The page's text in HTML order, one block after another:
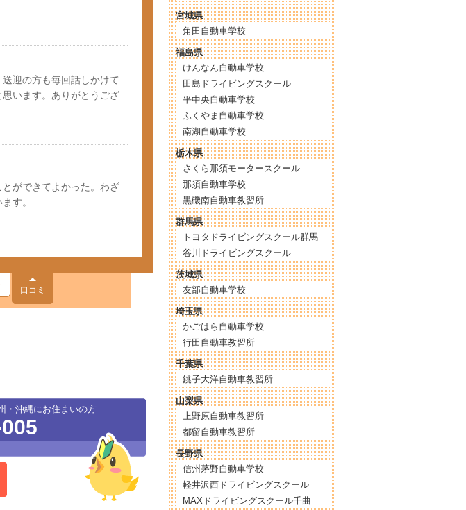
迎の方も毎回話しかけて
います。ありがとうござ
ができてよかった。わざ
す。
口コミ
・沖縄にお住まいの方
宮城県
角田自動車学校
福島県
けんなん自動車学校
田島ドライビングスクール
平中央自動車学校
ふくやま自動車学校
南湖自動車学校
栃木県
さくら那須モータースクール
那須自動車学校
黒磯南自動車教習所
群馬県
トヨタドライビングスクール群馬
谷川ドライビングスクール
茨城県
友部自動車学校
埼玉県
かごはら自動車学校
行田自動車教習所
千葉県
銚子大洋自動車教習所
山梨県
上野原自動車教習所
都留自動車教習所
長野県
信州茅野自動車学校
軽井沢西ドライビングスクール
MAXドライビングスクール千曲